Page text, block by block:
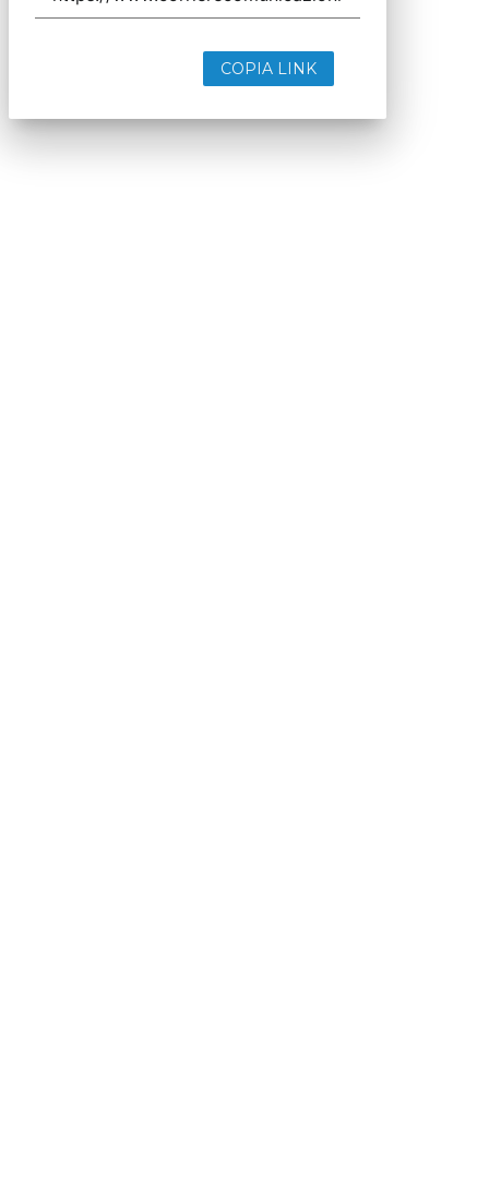
COPIA LINK